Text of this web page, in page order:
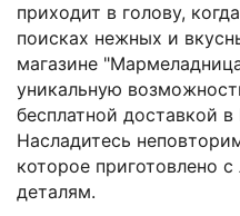
приходит в голову,
поисках нежных и
магазине
уникальную
бесплатной доставкой
Насладитесь
которое приготовлено
деталям.